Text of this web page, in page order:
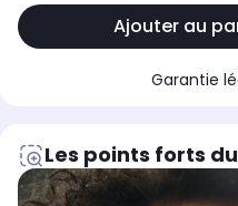
Ajouter au
Garantie
Les points forts